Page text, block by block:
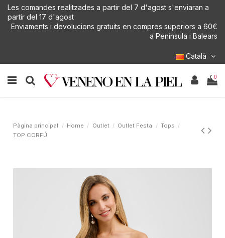
Les comandes realitzades a partir del 7 d'agost s'enviaran a
partir del 17 d'agost
Enviaments i devolucions gratuits en compres superiors a 60€
a Península i Balears
Català
0
Pàgina principal Home Outlet Outlet Festa
Tops
TOP CORFÚ